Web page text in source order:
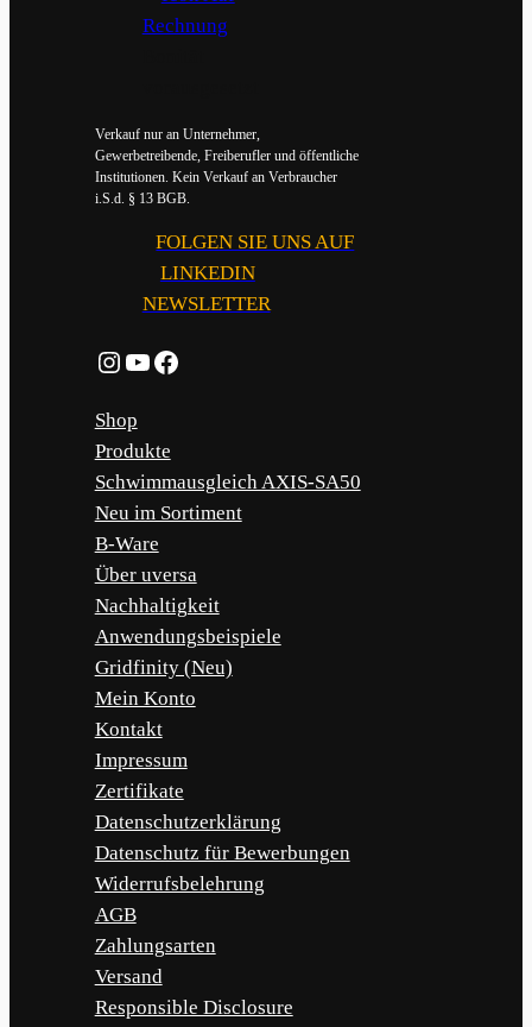
Verkauf nur an Unternehmer,
Gewerbetreibende, Freiberufler und öffentliche
Institutionen. Kein Verkauf an Verbraucher
i.S.d. § 13 BGB.
FOLGEN SIE UNS AUF
LINKEDIN
NEWSLETTER
Instagram
YouTube
Facebook
Shop
Produkte
Schwimmausgleich AXIS-SA50
Neu im Sortiment
B-Ware
Über uversa
Nachhaltigkeit
Anwendungsbeispiele
Gridfinity (Neu)
Mein Konto
Kontakt
Impressum
Zertifikate
Datenschutzerklärung
Datenschutz für Bewerbungen
Widerrufsbelehrung
AGB
Zahlungsarten
Versand
Responsible Disclosure